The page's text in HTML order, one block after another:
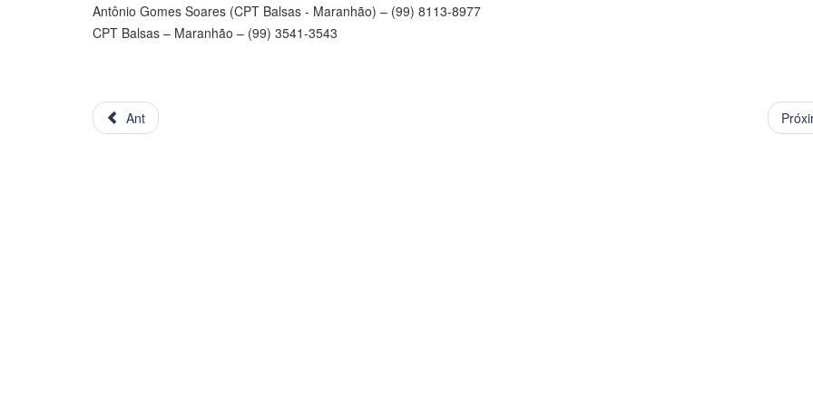
Antônio Gomes Soares (CPT Balsas - Maranhão) – (99) 8113-8977
CPT Balsas – Maranhão – (99) 3541-3543
Ant